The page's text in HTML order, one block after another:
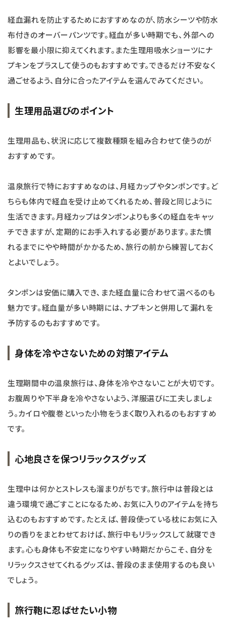
経血漏れを防止するためにおすすめなのが、防水シーツや防水
布付きのオーバーパンツです。経血が多い時期でも、外部への
影響を最小限に抑えてくれます。また生理用吸水ショーツにナ
プキンをプラスして使うのもおすすめです。できるだけ不安なく
過ごせるよう、自分に合ったアイテムを選んでみてください。
生理用品選びのポイント
生理用品も、状況に応じて複数種類を組み合わせて使うのが
おすすめです。
温泉旅行で特におすすめなのは、月経カップやタンポンです。ど
ちらも体内で経血を受け止めてくれるため、普段と同じように
生活できます。月経カップはタンポンよりも多くの経血をキャッ
チできますが、定期的にお手入れする必要があります。また慣
れるまでにやや時間がかかるため、旅行の前から練習しておく
とよいでしょう。
タンポンは安価に購入でき、また経血量に合わせて選べるのも
魅力です。経血量が多い時期には、ナプキンと併用して漏れを
予防するのもおすすめです。
身体を冷やさないための対策アイテム
生理期間中の温泉旅行は、身体を冷やさないことが大切です。
お腹周りや下半身を冷やさないよう、洋服選びに工夫しましょ
う。カイロや腹巻といった小物をうまく取り入れるのもおすすめ
です。
心地良さを保つリラックスグッズ
生理中は何かとストレスも溜まりがちです。旅行中は普段とは
違う環境で過ごすことになるため、お気に入りのアイテムを持ち
込むのもおすすめです。たとえば、普段使っている枕にお気に入
りの香りをまとわせておけば、旅行中もリラックスして就寝でき
ます。心も身体も不安定になりやすい時期だからこそ、自分を
リラックスさせてくれるグッズは、普段のまま使用するのも良い
でしょう。
旅行鞄に忍ばせたい小物